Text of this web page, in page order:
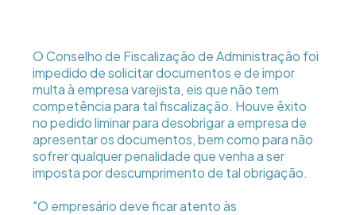
O Conselho de Fiscalização de Administração foi
impedido de solicitar documentos e de impor
multa à empresa varejista, eis que não tem
competência para tal fiscalização. Houve êxito
no pedido liminar para desobrigar a empresa de
apresentar os documentos, bem como para não
sofrer qualquer penalidade que venha a ser
imposta por descumprimento de tal obrigação.
"O empresário deve ficar atento às